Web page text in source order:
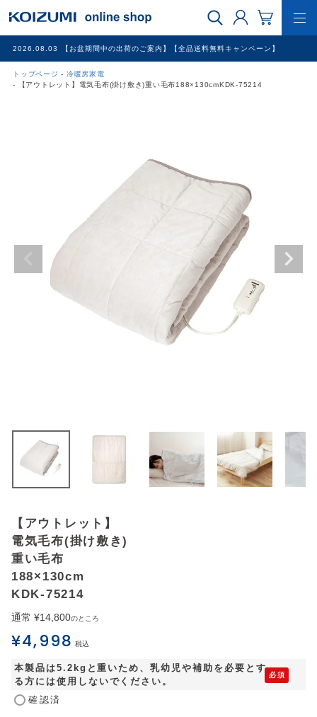
2026.08.03 【お盆期間中の出荷のご案内】【全品送料無料キャンペーン】
トップページ
冷暖房家電
【アウトレット】電気毛布(掛け敷き)重い毛布188×130cmKDK-75214
WEB限定品
冷暖房家電
家具
その他
アウトレットSALE
ログイン
【アウトレット】
電気毛布(掛け敷き)
重い毛布
188×130cm
KDK-75214
通常 ¥14,800のところ
¥4,998 税込
本製品は5.2kgと重いため、乳幼児や補助を必要とす
る方には使用しないでください。
確認済